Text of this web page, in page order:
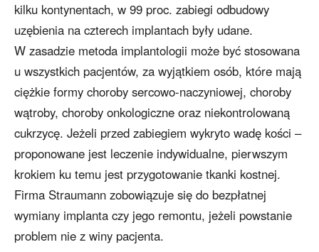
kilku kontynentach, w 99 proc. zabiegi odbudowy
uzębienia na czterech implantach były udane.
W zasadzie metoda implantologii może być stosowana
u wszystkich pacjentów, za wyjątkiem osób, które mają
ciężkie formy choroby sercowo-naczyniowej, choroby
wątroby, choroby onkologiczne oraz niekontrolowaną
cukrzycę. Jeżeli przed zabiegiem wykryto wadę kości –
proponowane jest leczenie indywidualne, pierwszym
krokiem ku temu jest przygotowanie tkanki kostnej.
Firma Straumann zobowiązuje się do bezpłatnej
wymiany implanta czy jego remontu, jeżeli powstanie
problem nie z winy pacjenta.